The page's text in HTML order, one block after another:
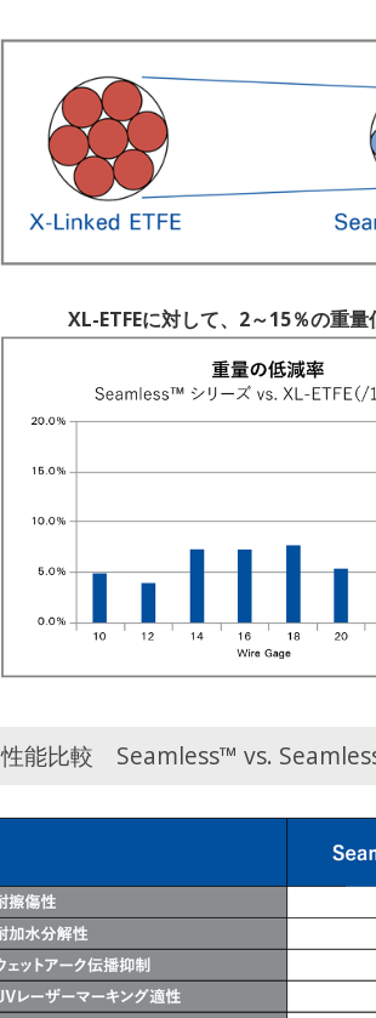
XL-ETFEに対して、2～15％の重
性能比較 Seamless™ vs.